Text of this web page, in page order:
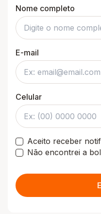
Nome completo
E-mail
Celular
Aceito receber
Não encontrei a